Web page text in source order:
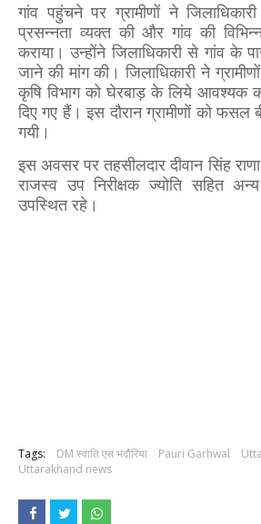
गांव पहुंचने पर ग्रामीणों ने
प्रसन्नता व्यक्त की और गांव की
कराया। उन्होंने जिलाधिकारी से गांव के
जाने की मांग की। जिलाधिकारी ने
कृषि विभाग को घेरबाड़ के लिये आवश्यक
दिए गए हैं। इस दौरान ग्रामीणों को फसल
गयी।
इस अवसर पर तहसीलदार दीवान सिंह
राजस्व उप निरीक्षक ज्योति सहित
उपस्थित रहे।
Tags: DM स्वाति एस भदौरिया Pauri Garhwal
Uttarakhand news